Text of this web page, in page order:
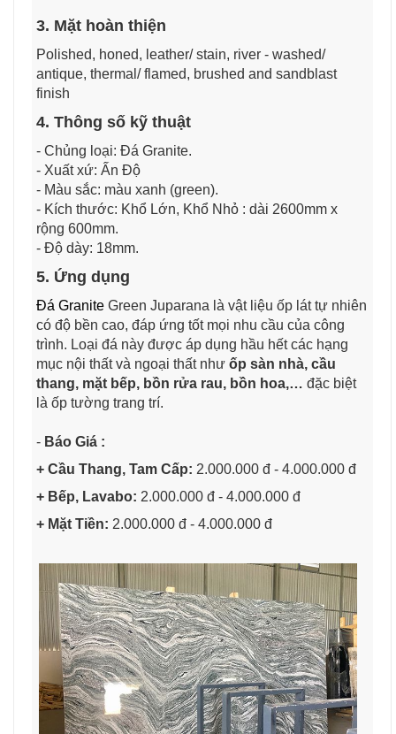
3. Mặt hoàn thiện
Polished, honed, leather/ stain, river - washed/
antique, thermal/ flamed, brushed and sandblast
finish
4. Thông số kỹ thuật
- Chủng loại: Đá Granite.
- Xuất xứ: Ấn Độ
- Màu sắc: màu xanh (green).
- Kích thước: Khổ Lớn, Khổ Nhỏ : dài 2600mm x
rộng 600mm.
- Độ dày: 18mm.
5. Ứng dụng
Đá Granite Green Juparana là vật liệu ốp lát tự nhiên
có độ bền cao, đáp ứng tốt mọi nhu cầu của công
trình. Loại đá này được áp dụng hầu hết các hạng
mục nội thất và ngoại thất như ốp sàn nhà, cầu
thang, mặt bếp, bồn rửa rau, bồn hoa,… đặc biệt
là ốp tường trang trí.
- Báo Giá :
+ Cầu Thang, Tam Cấp: 2.000.000 đ - 4.000.000 đ
+ Bếp, Lavabo: 2.000.000 đ - 4.000.000 đ
+ Mặt Tiền: 2.000.000 đ - 4.000.000 đ